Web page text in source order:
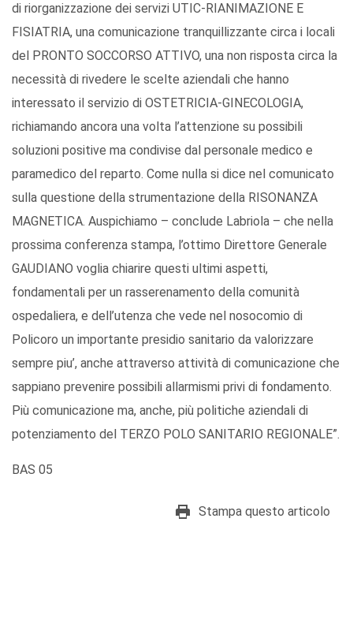
di riorganizzazione dei servizi UTIC-RIANIMAZIONE E
FISIATRIA, una comunicazione tranquillizzante circa i locali
del PRONTO SOCCORSO ATTIVO, una non risposta circa la
necessità di rivedere le scelte aziendali che hanno
interessato il servizio di OSTETRICIA-GINECOLOGIA,
richiamando ancora una volta l’attenzione su possibili
soluzioni positive ma condivise dal personale medico e
paramedico del reparto. Come nulla si dice nel comunicato
sulla questione della strumentazione della RISONANZA
MAGNETICA. Auspichiamo – conclude Labriola – che nella
prossima conferenza stampa, l’ottimo Direttore Generale
GAUDIANO voglia chiarire questi ultimi aspetti,
fondamentali per un rasserenamento della comunità
ospedaliera, e dell’utenza che vede nel nosocomio di
Policoro un importante presidio sanitario da valorizzare
sempre piu’, anche attraverso attività di comunicazione che
sappiano prevenire possibili allarmismi privi di fondamento.
Più comunicazione ma, anche, più politiche aziendali di
potenziamento del TERZO POLO SANITARIO REGIONALE”.
BAS 05
Stampa questo articolo